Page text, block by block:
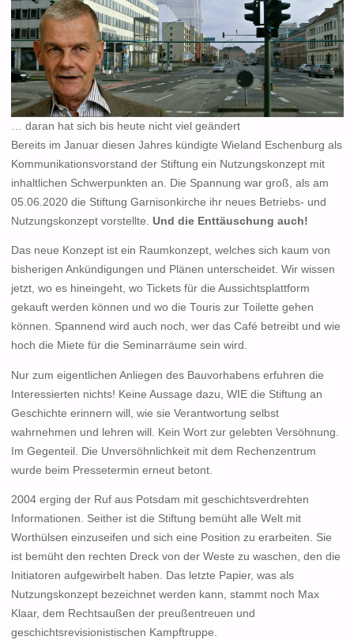
… daran hat sich bis heute nicht viel geändert
Bereits im Januar diesen Jahres kündigte Wieland Eschenburg als
Kommunikationsvorstand der Stiftung ein Nutzungskonzept mit
inhaltlichen Schwerpunkten an. Die Spannung war groß, als am
05.06.2020 die Stiftung Garnisonkirche ihr neues Betriebs- und
Nutzungskonzept vorstellte. Und die Enttäuschung auch!
Das neue Konzept ist ein Raumkonzept, welches sich kaum von
bisherigen Ankündigungen und Plänen unterscheidet. Wir wissen
jetzt, wo es hineingeht, wo Tickets für die Aussichtsplattform
gekauft werden können und wo die Touris zur Toilette gehen
können. Spannend wird auch noch, wer das Café betreibt und wie
hoch die Miete für die Seminarräume sein wird.
Nur zum eigentlichen Anliegen des Bauvorhabens erfuhren die
Interessierten nichts! Keine Aussage dazu, WIE die Stiftung an
Geschichte erinnern will, wie sie Verantwortung selbst
wahrnehmen und lehren will. Kein Wort zur gelebten Versöhnung.
Im Gegenteil. Die Unversöhnlichkeit mit dem Rechenzentrum
wurde beim Pressetermin erneut betont.
2004 erging der Ruf aus Potsdam mit geschichtsverdrehten
Informationen. Seither ist die Stiftung bemüht alle Welt mit
Worthülsen einzuseifen und sich eine Position zu erarbeiten. Sie
ist bemüht den rechten Dreck von der Weste zu waschen, den die
Initiatoren aufgewirbelt haben. Das letzte Papier, was als
Nutzungskonzept bezeichnet werden kann, stammt noch Max
Klaar, dem Rechtsaußen der preußentreuen und
geschichtsrevisionistischen Kampftruppe.